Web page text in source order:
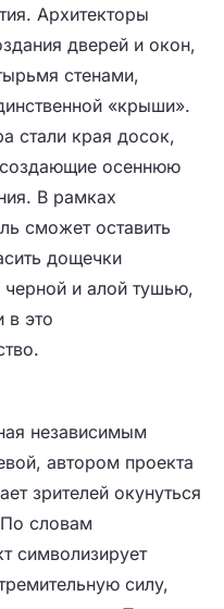
Архитекторы
дверей и окон,
стенами,
«крыши».
стали края досок,
осеннюю
В рамках
сможет оставить
дощечки
и алой тушью,
в это
независимым
автором проекта
зрителей окунуться
словам
символизирует
силу,